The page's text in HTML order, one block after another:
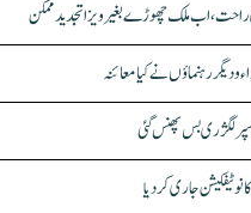
دیگر رہنماؤں نے کیا معائنہ
لگژری بس پھنس گئی